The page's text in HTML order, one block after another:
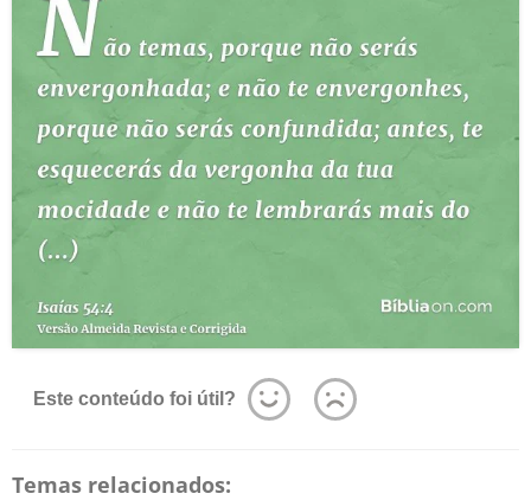
Este conteúdo foi útil?
Temas relacionados: